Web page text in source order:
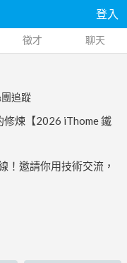
登入
徵才 聊天
追蹤
修煉【2026 iThome 鐵
！邀請你用技術交流，